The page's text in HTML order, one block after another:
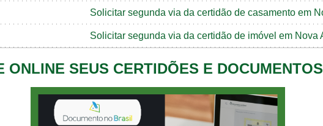
Solicitar segunda via da certidão de casamento em
Solicitar segunda via da certidão de imóvel em Nova
ONLINE SEUS CERTIDÕES E